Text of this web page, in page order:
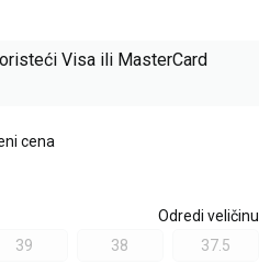
Visa ili MasterCard
cena
Odredi veličinu
39 38 37.5